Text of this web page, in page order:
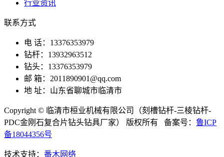
行业资讯
联系方式
电 话：13376353979
钻杆：13932963512
钻头：13376353979
邮 箱：2011890901@qq.com
地 址：山东省聊城市临清市
Copyright © 临清市桓业机械有限公司（刻槽钻杆-三棱钻杆-
PDC金刚石复合片钻头钻具厂家） 版权所有 备案号： 鲁ICP
备18044356号
技术支持： 番木网络